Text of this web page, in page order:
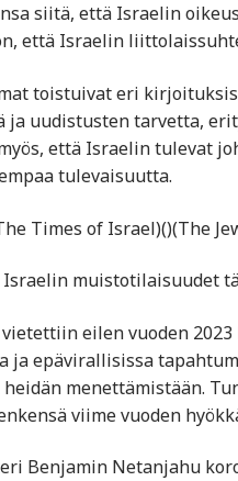
siitä, että Israelin
että Israelin
toistuivat eri
ja uudistusten tarvetta,
että Israelin tulevat
tulevaisuutta.
Times of Israel)​()(The
muistotilaisuudet
eilen vuoden
ja epävirallisissa
menettämistään.
viime vuoden
Benjamin Netanjahu